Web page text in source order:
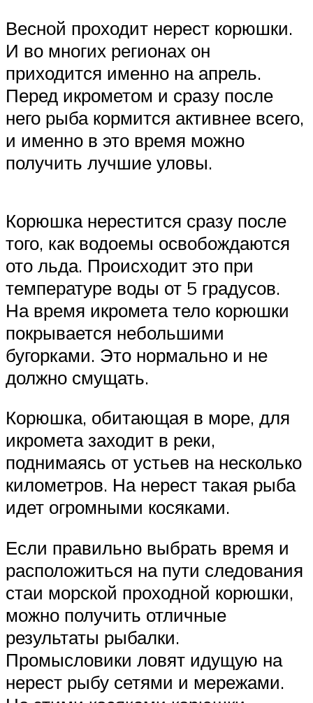
Весной проходит нерест корюшки.
И во многих регионах он
приходится именно на апрель.
Перед икрометом и сразу после
него рыба кормится активнее всего,
и именно в это время можно
получить лучшие уловы.
Корюшка нерестится сразу после
того, как водоемы освобождаются
ото льда. Происходит это при
температуре воды от 5 градусов.
На время икромета тело корюшки
покрывается небольшими
бугорками. Это нормально и не
должно смущать.
Корюшка, обитающая в море, для
икромета заходит в реки,
поднимаясь от устьев на несколько
километров. На нерест такая рыба
идет огромными косяками.
Если правильно выбрать время и
расположиться на пути следования
стаи морской проходной корюшки,
можно получить отличные
результаты рыбалки.
Промысловики ловят идущую на
нерест рыбу сетями и мережами.